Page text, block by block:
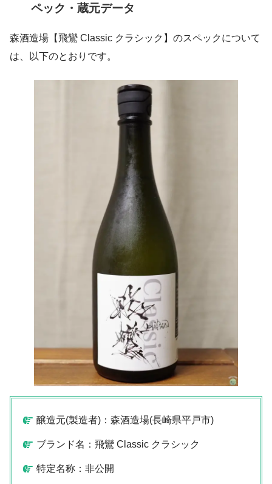
ペック・蔵元データ
森酒造場【飛鸞 Classic クラシック】のスペックについて
は、以下のとおりです。
醸造元(製造者)：森酒造場(長崎県平戸市)
ブランド名：飛鸞 Classic クラシック
特定名称：非公開